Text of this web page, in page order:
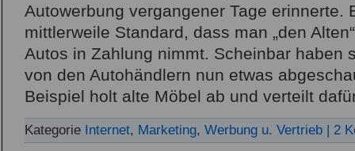
Autowerbung vergangener Tage erinnerte.
mittlerweile Standard, dass man „den
Autos in Zahlung nimmt. Scheinbar haben
von den Autohändlern nun etwas
Beispiel holt alte Möbel ab und verteilt
Kategorie Internet, Marketing, Werbung u. Vertrieb | 2